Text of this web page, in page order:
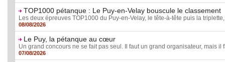
TOP1000 pétanque : Le Puy-en-Velay bouscule le classement
Les deux épreuves TOP1000 du Puy-en-Velay, le tête-à-tête puis la
08/08/2026
Le Puy, la pétanque au cœur
Un grand concours ne se fait pas seul. Il faut un grand organisateur, mais il
07/08/2026